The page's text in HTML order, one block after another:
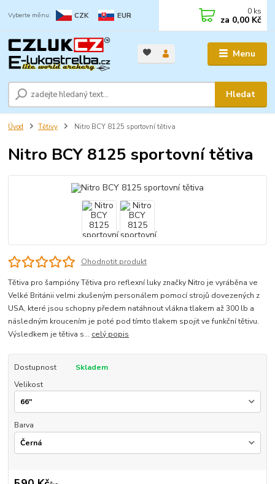
Menu
CZK EUR
Hledat
0 ks
za 0,00 Kč
Úvod Tětivy Nitro BCY 8125 sportovní tětiva
Nitro BCY 8125 sportovní tětiva
Ohodnotit produkt
Tětiva pro šampióny Tětiva pro reflexní luky značky Nitro je vyráběna ve
Velké Británii velmi zkušeným personálem pomocí strojů dovezených z
USA, které jsou schopny předem natáhnout vlákna tlakem až 300 lb a
následným kroucením je poté pod tímto tlakem spojit ve funkční tětivu.
Výsledkem je tětiva s... celý popis
Dostupnost
Skladem
Velikost
Barva